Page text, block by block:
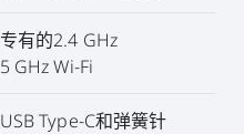
专有的2.4 GHz
5 GHz Wi-Fi
USB Type-C和弹簧针